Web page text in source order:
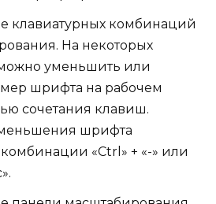
клавиатурных комбинаций
На некоторых
уменьшить или
шрифта на рабочем
сочетания клавиш.
шрифта
«Ctrl» + «-» или